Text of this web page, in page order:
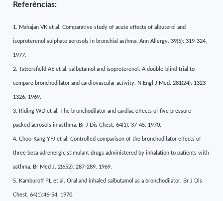
Referências:
1. Mahajan VK et al. Comparative study of acute effects of albuterol and
isoproterenol sulphate aerosols in bronchial asthma. Ann Allergy. 39(5): 319-324,
1977.
2. Tattersfield AE et al. salbutamol and isoproterenol. A double-blind trial to
compare bronchodilator and cardiovascular activity. N Engl J Med. 281(24): 1323-
1326, 1969.
3. Riding WD et al. The bronchodilator and cardiac effects of five pressure-
packed aerosols in asthma. Br J Dis Chest. 64(1): 37-45, 1970.
4. Choo-Kang YFJ et al. Controlled comparison of the bronchodilator effects of
three beta-adrenergic stimulant drugs administered by inhalation to patients with
asthma. Br Med J. 2(652): 287-289, 1969.
5. Kamburoff PL et al. Oral and inhaled salbutamol as a bronchodilator. Br J Dis
Chest. 64(1):46-54, 1970.